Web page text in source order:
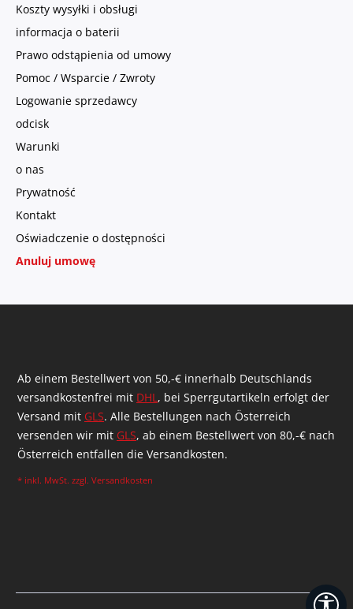
Koszty wysyłki i obsługi
informacja o baterii
Prawo odstąpienia od umowy
Pomoc / Wsparcie / Zwroty
Logowanie sprzedawcy
odcisk
Warunki
o nas
Prywatność
Kontakt
Oświadczenie o dostępności
Anuluj umowę
Ab einem Bestellwert von 50,-€ innerhalb Deutschlands
versandkostenfrei mit DHL, bei Sperrgutartikeln erfolgt der
Versand mit GLS. Alle Bestellungen nach Österreich
versenden wir mit GLS, ab einem Bestellwert von 80,-€ nach
Österreich entfallen die Versandkosten.
* inkl. MwSt. zzgl. Versandkosten